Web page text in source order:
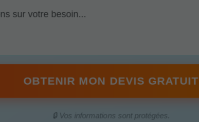
OBTENIR MON DEVIS GRATUIT
🔒 Vos informations sont protégées.